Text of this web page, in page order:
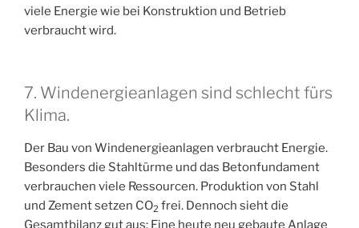
viele Energie wie bei Konstruktion und Betrieb
verbraucht wird.
7. Windenergieanlagen sind schlecht fürs
Klima.
Der Bau von Windenergieanlagen verbraucht Energie.
Besonders die Stahltürme und das Betonfundament
verbrauchen viele Ressourcen. Produktion von Stahl
und Zement setzen CO2 frei. Dennoch sieht die
Gesamtbilanz gut aus: Eine heute neu gebaute Anlage